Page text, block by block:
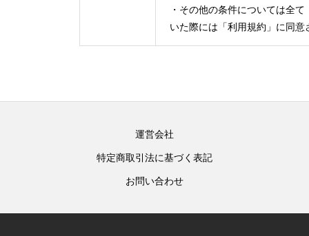
・その他の条件については全
いた際には「利用規約」に同
運営会社
特定商取引法に基づく表記
お問い合わせ